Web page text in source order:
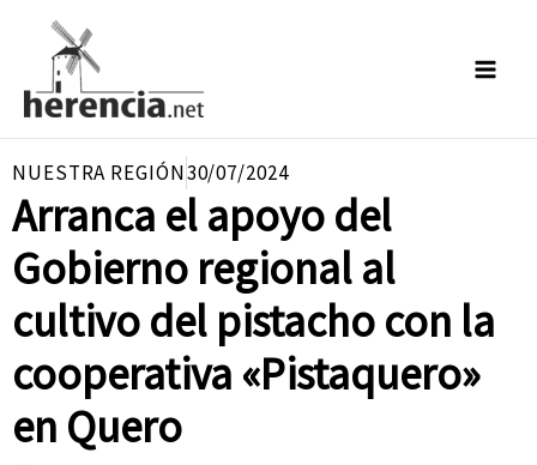
contenido
NUESTRA REGIÓN30/07/2024
Arranca el apoyo del
Gobierno regional al
cultivo del pistacho con la
cooperativa «Pistaquero»
en Quero